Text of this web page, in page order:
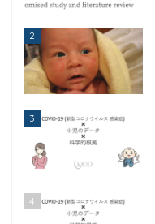
2
3
4